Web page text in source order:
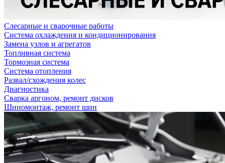
Слесарные и сварочные работы
Система охлаждения и кондиционирования
Замена узлов и агрегатов
Топливная система
Тормозная система
Система отопления
Развал/схождения колес
Диагностика
Сварка аргоном, ремонт дисков
Шиномонтаж, ремонт шин